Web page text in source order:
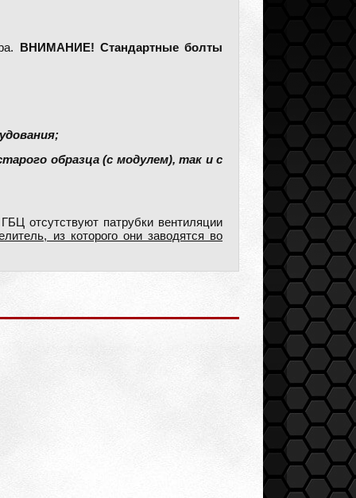
ВНИМАНИЕ! Стандартные болты
образца (с модулем), так и с
отсутствуют патрубки вентиляции
из которого они заводятся во